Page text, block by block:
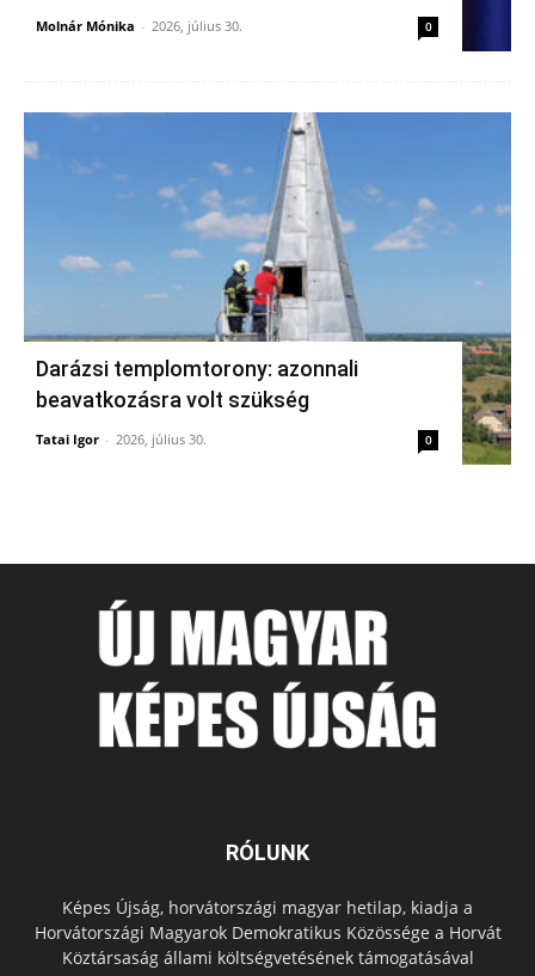
Molnár Mónika - 2026, július 30. 0
Darázsi templomtorony: azonnali
beavatkozásra volt szükség
Tatai Igor - 2026, július 30. 0
RÓLUNK
Képes Újság, horvátországi magyar hetilap, kiadja a
Horvátországi Magyarok Demokratikus Közössége a Horvát
Köztársaság állami költségvetésének támogatásával